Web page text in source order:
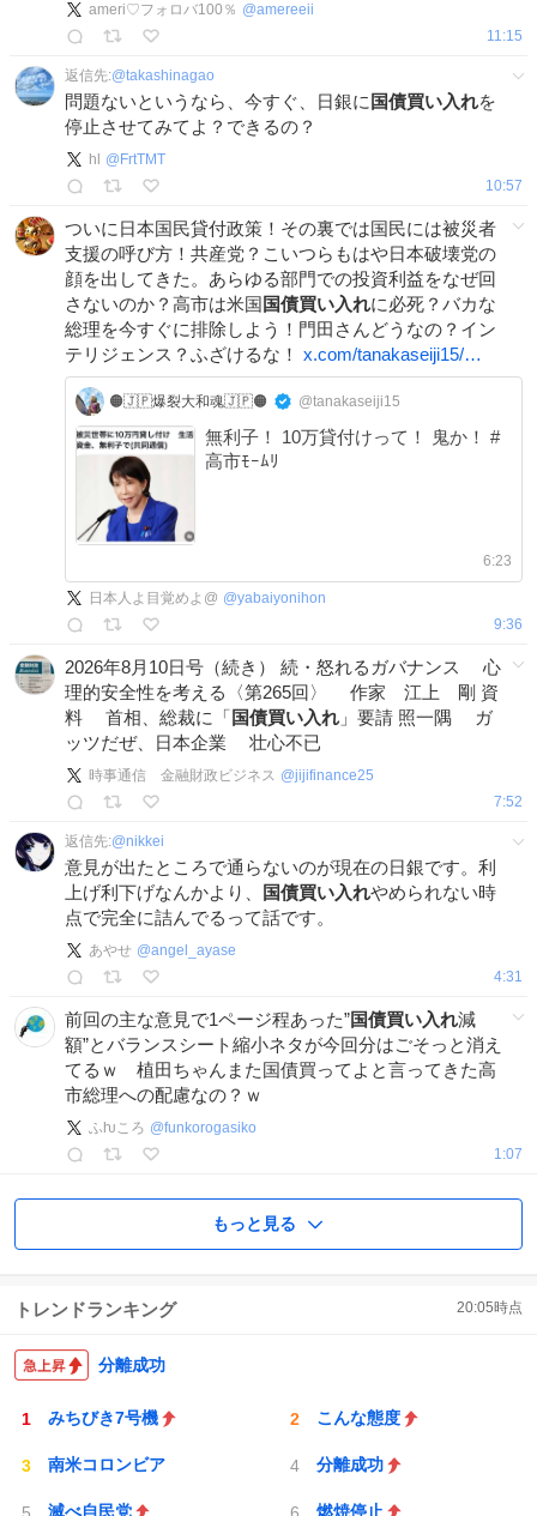
ameri♡フォロバ100％ @amereeii
11:15
返信先:@takashinagao
問題ないというなら、今すぐ、日銀に 国債買い入れを
停止させてみてよ？できるの？
hl @ FrtTMT
10:57
ついに日本国民貸付政策！その裏では国民には被災者
支援の呼び方！共産党？こいつらもはや日本破壊党の
顔を出してきた。あらゆる部門での投資利益をなぜ回
さないのか？高市は米国国債買い入れに必死？バカな
総理を今すぐに排除しよう！門田さんどうなの？イン
テリジェンス？ふざけるな！ x.com/tanakaseiji15/…
🟠🇯🇵爆裂大和魂🇯🇵🟠 @tanakaseiji15
無利子！ 10万貸付けって！ 鬼か！ #
高市ﾓｰﾑﾘ
6:23
日本人よ目覚めよ@ @yabaiyonihon
9:36
2026年8月10日号（続き） 続・怒れるガバナンス 心
理的安全性を考える〈第265回〉 作家 江上 剛 資
料 首相、総裁に「国債買い入れ 」要請 照一隅 ガ
ッツだぜ、日本企業 壮心不已
時事通信 金融財政ビジネス @jijifinance25
7:52
返信先:@nikkei
意見が出たところで通らないのが現在の日銀です。利
上げ利下げなんかより、
国債買い入れやめられない時
点で完全に詰んでるって話です。
あやせ @angel_ayase
4:31
前回の主な意見で1ページ程あった”国債買い入れ減
額”とバランスシート縮小ネタが今回分はごそっと消え
てるｗ 植田ちゃんまた国債買ってよと言ってきた高
市総理への配慮なの？ｗ
ふƕころ @funkorogasiko
1:07
もっと見る
トレンドランキング 20:05時点
分離成功
みちびき7号機 こんな態度
南米コロンビア 分離成功
滅べ自民党 燃焼停止